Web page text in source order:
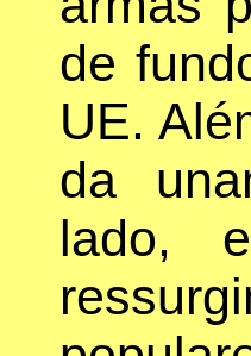
de
UE.
da
lado,